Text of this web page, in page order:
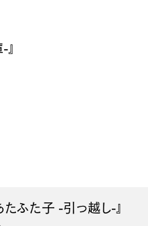
たふた子 -引っ越し-』